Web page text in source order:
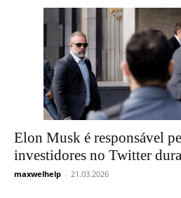
Elon Musk é responsável
investidores no Twitter
maxwelhelp - 21.03.2026